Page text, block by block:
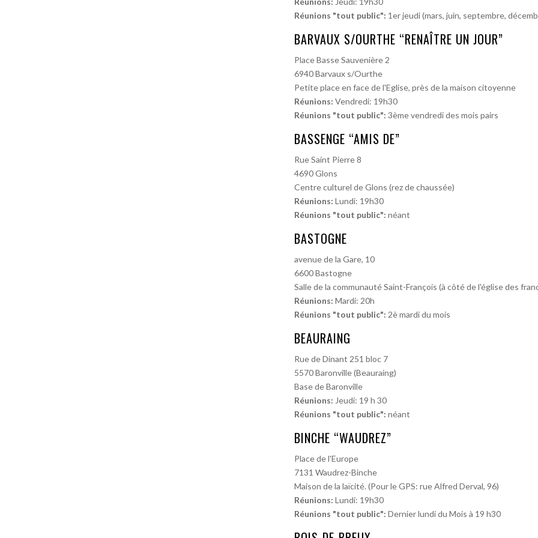
Réunions "tout public": 1er jeudi (mars, juin, septembre,
BARVAUX S/OURTHE “RENAÎTRE UN JOUR”
Place Basse Sauvenière 2
6940 Barvaux s/Ourthe
Petite place en face de l'Eglise, près de la maison citoyenne
Réunions: Vendredi: 19h30
Réunions "tout public": 3ème vendredi des mois pairs
BASSENGE “AMIS DE”
Rue Saint Pierre 8
4690 Glons
Centre culturel de Glons (rez de chaussée)
Réunions: Lundi: 19h30
Réunions "tout public": néant
BASTOGNE
avenue de la Gare, 10
6600 Bastogne
Salle de la communauté Saint-François (à côté de l'église des
Réunions: Mardi: 20h
Réunions "tout public": 2è mardi du mois
BEAURAING
Rue de Dinant 251 bloc 7
5570 Baronville (Beauraing)
Base de Baronville
Réunions: Jeudi: 19 h 30
Réunions "tout public": néant
BINCHE “WAUDREZ”
Place de l'Europe
7131 Waudrez-Binche
Maison de la laïcité. (Pour le GPS: rue Alfred Derval, 96)
Réunions: Lundi: 19h30
Réunions "tout public": Dernier lundi du Mois à 19 h30